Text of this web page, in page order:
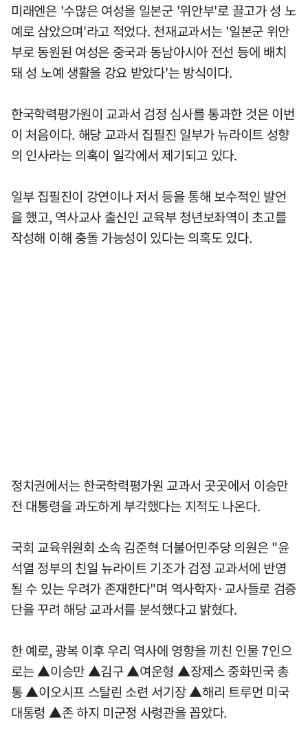
미래엔은 '수많은 여성을 일본군 '위안부'로 끌고가 성 노
예로 삼았으며'라고 적었다. 천재교과서는 '일본군 위안
부로 동원된 여성은 중국과 동남아시아 전선 등에 배치
돼 성 노예 생활을 강요 받았다'는 방식이다.
한국학력평가원이 교과서 검정 심사를 통과한 것은 이번
이 처음이다. 해당 교과서 집필진 일부가 뉴라이트 성향
의 인사라는 의혹이 일각에서 제기되고 있다.
일부 집필진이 강연이나 저서 등을 통해 보수적인 발언
을 했고, 역사교사 출신인 교육부 청년보좌역이 초고를
작성해 이해 충돌 가능성이 있다는 의혹도 있다.
정치권에서는 한국학력평가원 교과서 곳곳에서 이승만
전 대통령을 과도하게 부각했다는 지적도 나온다.
국회 교육위원회 소속 김준혁 더불어민주당 의원은 "윤
석열 정부의 친일 뉴라이트 기조가 검정 교과서에 반영
될 수 있는 우려가 존재한다"며 역사학자·교사들로 검증
단을 꾸려 해당 교과서를 분석했다고 밝혔다.
한 예로, 광복 이후 우리 역사에 영향을 끼친 인물 7인으
로는 ▲이승만 ▲김구 ▲여운형 ▲장제스 중화민국 총
통 ▲이오시프 스탈린 소련 서기장 ▲해리 트루먼 미국
대통령 ▲존 하지 미군정 사령관을 꼽았다.